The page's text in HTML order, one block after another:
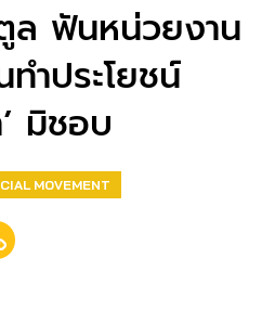
ล ฟันหน่วยงาน
ำประโยชน์
มิชอบ
MOVEMENT